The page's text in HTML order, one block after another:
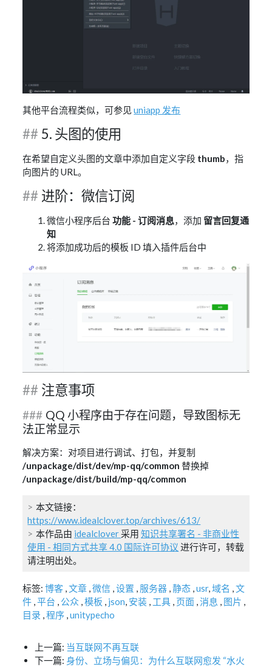
其他平台流程类似，可参见uniapp 发布
5. 头图的使用
在希望自定义头图的文章中添加自定义字段 thumb，指
向图片的 URL。
进阶：微信订阅
微信小程序后台功能 - 订阅消息，添加 留言回复通
知
将添加成功后的模板 ID 填入插件后台中
注意事项
QQ 小程序由于存在问题，导致图标无
法正常显示
解决方案：对项目进行调试、打包，并复制
/unpackage/dist/dev/mp-qq/common 替换掉
/unpackage/dist/build/mp-qq/common
本文链接：
https://www.idealclover.top/archives/613/
本作品由 idealclover 采用知识共享署名 - 非商业性
使用 - 相同方式共享 4.0 国际许可协议 进行许可，转载
请注明出处。
标签:博客 ,文章 ,微信 ,设置 , 服务器 ,静态 ,usr,域名 ,文
件 ,平台 , 公众 ,模板 , json, 安装 , 工具 , 页面 ,消息 , 图片 ,
目录 ,程序 ,unitypecho
上一篇: 当互联网不再互联
下一篇: 身份、立场与偏见：为什么互联网愈发 “水火